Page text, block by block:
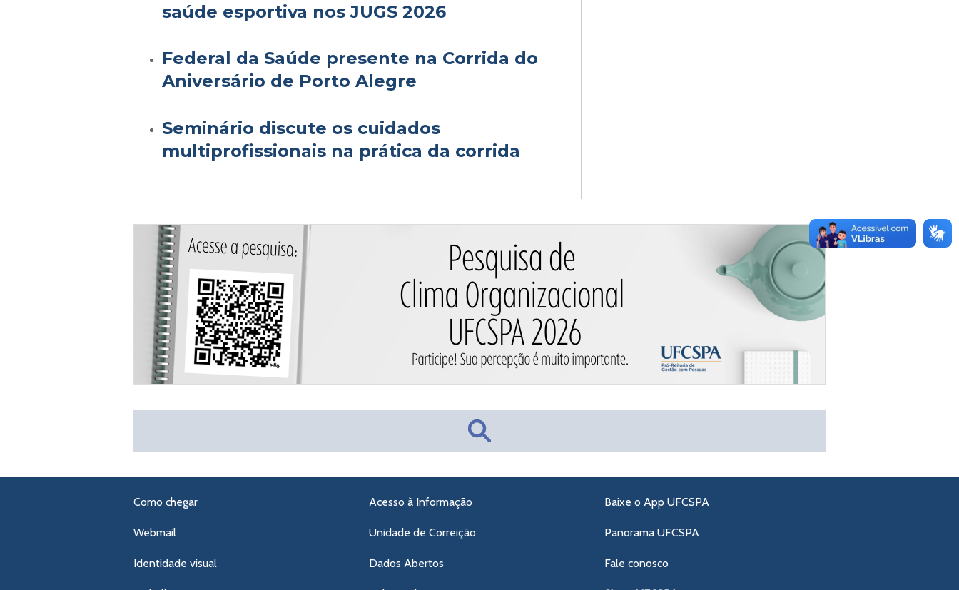
saúde esportiva nos JUGS 2026
Federal da Saúde presente na Corrida do
Aniversário de Porto Alegre
Seminário discute os cuidados
multiprofissionais na prática da corrida
Como chegar
Webmail
Identidade visual
Acesso à Informação
Unidade de Correição
Dados Abertos
Baixe o App UFCSPA
Panorama UFCSPA
Fale conosco